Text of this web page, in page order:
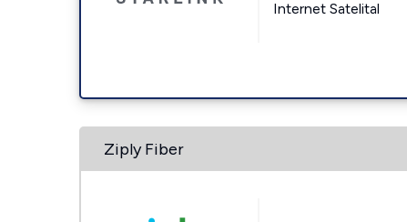
Internet Satelital
Ziply Fiber